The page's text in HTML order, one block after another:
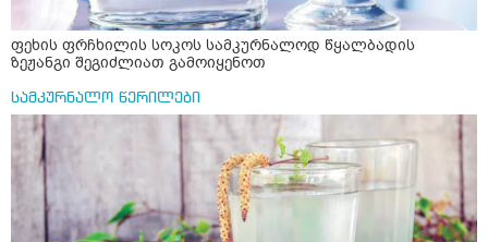
ფეხის ფრჩხილის სოკოს სამკურნალოდ წყალბადის
ზეჟანგი შეგიძლიათ გამოიყენოთ
სამკურნალო წერილები